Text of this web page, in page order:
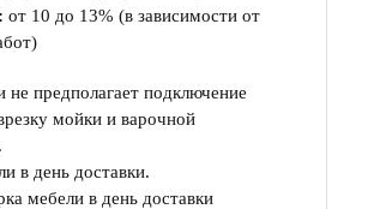
от 10 до 13% (в зависимости от
не предполагает подключение
мойки и варочной
в день доставки.
мебели в день доставки